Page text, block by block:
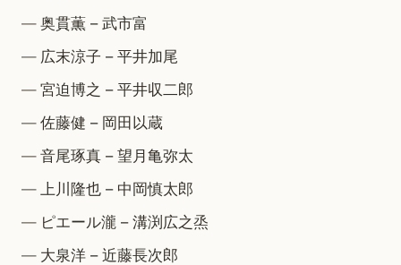
奥貫薫 – 武市富
広末涼子 – 平井加尾
宮迫博之 – 平井収二郎
佐藤健 – 岡田以蔵
音尾琢真 – 望月亀弥太
上川隆也 – 中岡慎太郎
ピエール瀧 – 溝渕広之烝
大泉洋 – 近藤長次郎